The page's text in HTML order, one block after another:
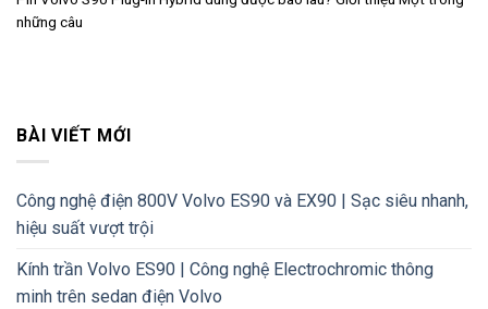
những câu
BÀI VIẾT MỚI
Công nghệ điện 800V Volvo ES90 và EX90 | Sạc siêu nhanh,
hiệu suất vượt trội
Kính trần Volvo ES90 | Công nghệ Electrochromic thông
minh trên sedan điện Volvo